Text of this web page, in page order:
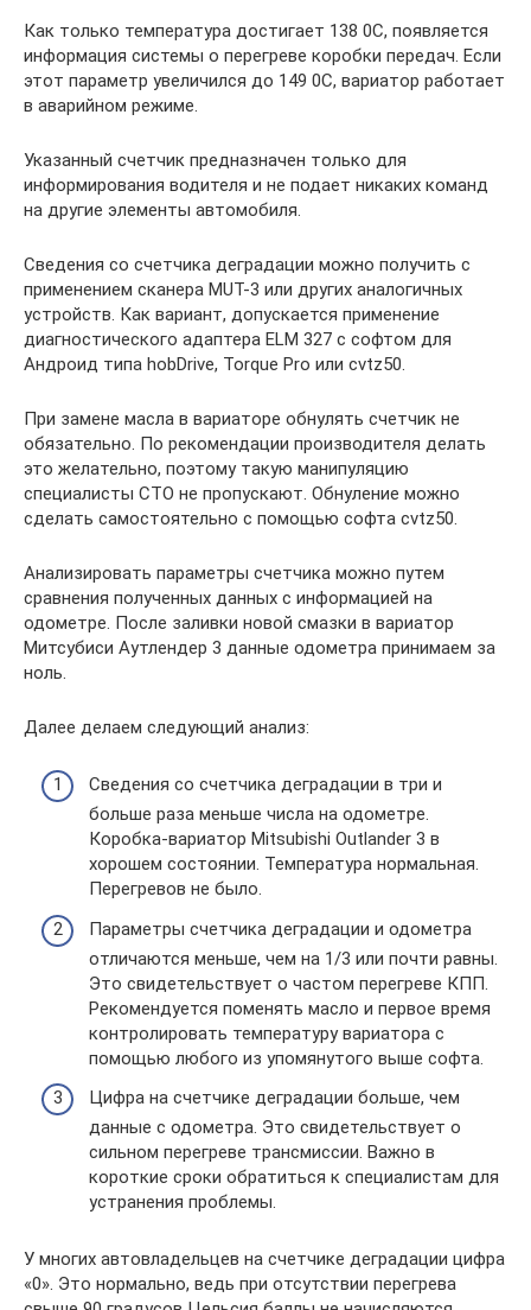
Как только температура достигает 138 0С, появляется
информация системы о перегреве коробки передач. Если
этот параметр увеличился до 149 0С, вариатор работает
в аварийном режиме.
Указанный счетчик предназначен только для
информирования водителя и не подает никаких команд
на другие элементы автомобиля.
Сведения со счетчика деградации можно получить с
применением сканера MUT-3 или других аналогичных
устройств. Как вариант, допускается применение
диагностического адаптера ELM 327 с софтом для
Андроид типа hobDrive, Torque Pro или cvtz50.
При замене масла в вариаторе обнулять счетчик не
обязательно. По рекомендации производителя делать
это желательно, поэтому такую манипуляцию
специалисты СТО не пропускают. Обнуление можно
сделать самостоятельно с помощью софта cvtz50.
Анализировать параметры счетчика можно путем
сравнения полученных данных с информацией на
одометре. После заливки новой смазки в вариатор
Митсубиси Аутлендер 3 данные одометра принимаем за
ноль.
Далее делаем следующий анализ:
Сведения со счетчика деградации в три и
больше раза меньше числа на одометре.
Коробка-вариатор Mitsubishi Outlander 3 в
хорошем состоянии. Температура нормальная.
Перегревов не было.
Параметры счетчика деградации и одометра
отличаются меньше, чем на 1/3 или почти равны.
Это свидетельствует о частом перегреве КПП.
Рекомендуется поменять масло и первое время
контролировать температуру вариатора с
помощью любого из упомянутого выше софта.
Цифра на счетчике деградации больше, чем
данные с одометра. Это свидетельствует о
сильном перегреве трансмиссии. Важно в
короткие сроки обратиться к специалистам для
устранения проблемы.
У многих автовладельцев на счетчике деградации цифра
«0». Это нормально, ведь при отсутствии перегрева